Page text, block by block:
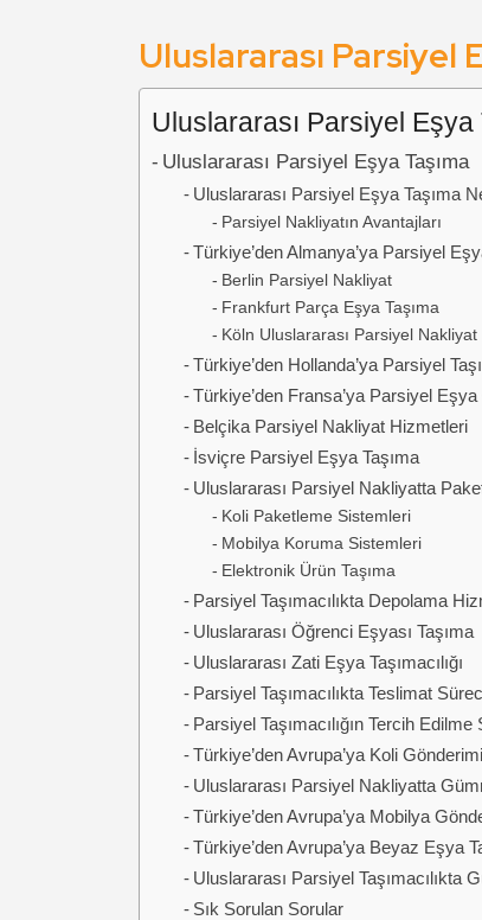
Uluslararası Parsiyel
Uluslararası Parsiyel Eşya
Uluslararası Parsiyel Eşya Taşıma
Uluslararası Parsiyel Eşya Taşıma
Parsiyel Nakliyatın Avantajları
Türkiye’den Almanya’ya Parsiyel
Berlin Parsiyel Nakliyat
Frankfurt Parça Eşya Taşıma
Köln Uluslararası Parsiyel Nakliyat
Türkiye’den Hollanda’ya Parsiyel
Türkiye’den Fransa’ya Parsiyel
Belçika Parsiyel Nakliyat Hizmetleri
İsviçre Parsiyel Eşya Taşıma
Uluslararası Parsiyel Nakliyatta
Koli Paketleme Sistemleri
Mobilya Koruma Sistemleri
Elektronik Ürün Taşıma
Parsiyel Taşımacılıkta Depolama
Uluslararası Öğrenci Eşyası Taşıma
Uluslararası Zati Eşya Taşımacılığı
Parsiyel Taşımacılıkta Teslimat
Parsiyel Taşımacılığın Tercih Edilme
Türkiye’den Avrupa’ya Koli Gönderimi
Uluslararası Parsiyel Nakliyatta
Türkiye’den Avrupa’ya Mobilya
Türkiye’den Avrupa’ya Beyaz Eşya
Uluslararası Parsiyel Taşımacılıkta
Sık Sorulan Sorular